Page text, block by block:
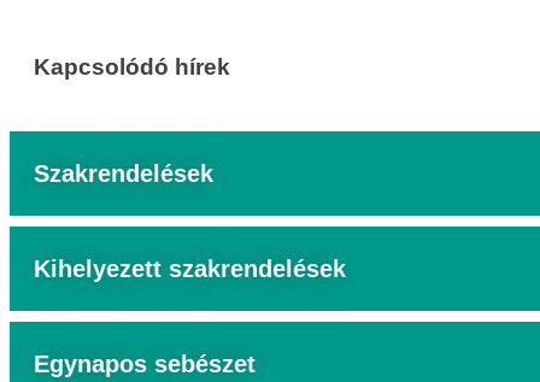
Kapcsolódó hírek
Szakrendelések
Kihelyezett szakrendelések
Egynapos sebészet